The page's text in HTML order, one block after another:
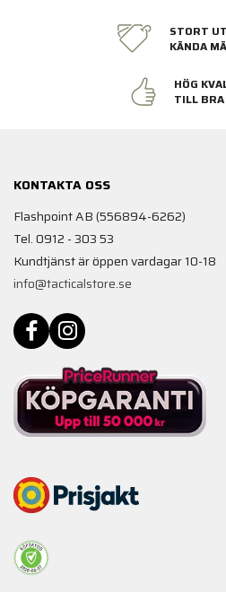
STORT
KÄNDA
HÖG
TILL
KONTAKTA OSS
Flashpoint AB (556894-6262)
Tel. 0912 - 303 53
Kundtjänst är öppen vardagar 10-18
info@tacticalstore.se